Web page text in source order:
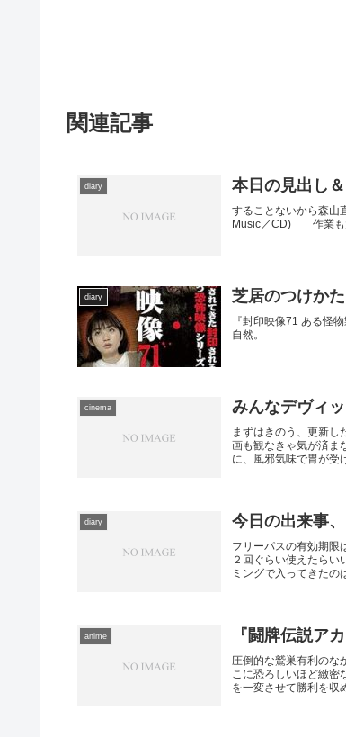
関連記事
diary 本日の見出し
することないから森山
Music／CD) 作業も
diary 芝居のつけか
『封印映像71 ある怪
自然。
cinema みんなデヴィ
まずはきのう、更新
画も観なきゃ気が済ま
に、風邪気味で胃が受
diary 今日の出来事
フリーパスの有効期限
２回ぐらい使えたら
ミングで入ってきたの
anime 『闘牌伝説ア
圧倒的な鷲巣有利のな
こに恐ろしいほど緻
を一変させて勝利を収